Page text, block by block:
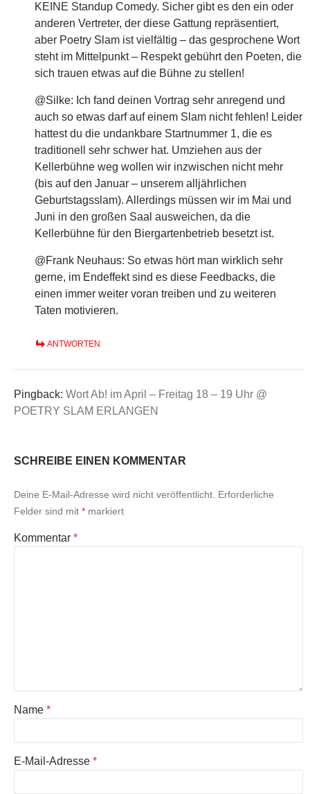
KEINE Standup Comedy. Sicher gibt es den ein oder
anderen Vertreter, der diese Gattung repräsentiert,
aber Poetry Slam ist vielfältig – das gesprochene Wort
steht im Mittelpunkt – Respekt gebührt den Poeten, die
sich trauen etwas auf die Bühne zu stellen!
@Silke: Ich fand deinen Vortrag sehr anregend und
auch so etwas darf auf einem Slam nicht fehlen! Leider
hattest du die undankbare Startnummer 1, die es
traditionell sehr schwer hat. Umziehen aus der
Kellerbühne weg wollen wir inzwischen nicht mehr
(bis auf den Januar – unserem alljährlichen
Geburtstagsslam). Allerdings müssen wir im Mai und
Juni in den großen Saal ausweichen, da die
Kellerbühne für den Biergartenbetrieb besetzt ist.
@Frank Neuhaus: So etwas hört man wirklich sehr
gerne, im Endeffekt sind es diese Feedbacks, die
einen immer weiter voran treiben und zu weiteren
Taten motivieren.
ANTWORTEN
Pingback: Wort Ab! im April – Freitag 18 – 19 Uhr @
POETRY SLAM ERLANGEN
SCHREIBE EINEN KOMMENTAR
Deine E-Mail-Adresse wird nicht veröffentlicht. Erforderliche
Felder sind mit * markiert
Kommentar *
Name *
E-Mail-Adresse *